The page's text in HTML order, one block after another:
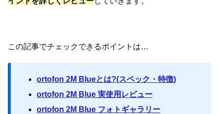
この記事でチェックできるポイントは…
ortofon 2M Blueとは?(スペック・特徴)
ortofon 2M Blue 実使用レビュー
ortofon 2M Blue フォトギャラリー